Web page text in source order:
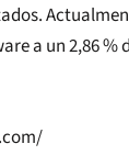
a un 2,86 %